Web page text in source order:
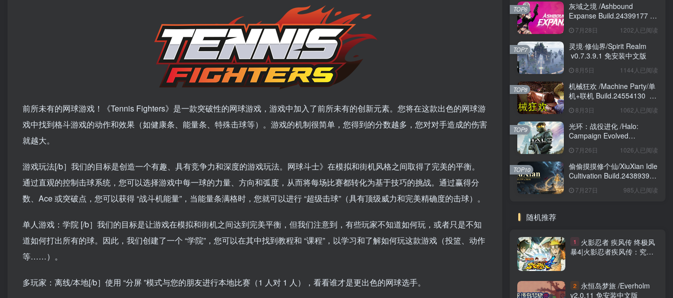
前所未有的网球游戏！《Tennis Fighters》是一款突破性的网球游戏，游戏中加入了前所未有的创新元素。您将在这款出色的网球游
戏中找到格斗游戏的动作和效果（如健康条、能量条、特殊击球等）。游戏的机制很简单，您得到的分数越多，您对对手造成的伤害
就越大。
游戏玩法[/b］我们的目标是创造一个有趣、具有竞争力和深度的游戏玩法。网球斗士》在模拟和街机风格之间取得了完美的平衡。
通过直观的控制击球系统，您可以选择游戏中每一球的力量、方向和弧度，从而将每场比赛都转化为基于技巧的挑战。通过赢得分
数、Ace 或突破点，您可以获得 “战斗机能量”，当能量条满格时，您就可以进行 “超级击球”（具有顶级威力和完美精确度的击球）。
单人游戏：学院 [/b］我们的目标是让游戏在模拟和街机之间达到完美平衡，但我们注意到，有些玩家不知道如何玩，或者只是不知
道如何打出所有的球。因此，我们创建了一个 “学院”，您可以在其中找到教程和 “课程”，以学习和了解如何玩这款游戏（投篮、动作
等……）。
多玩家：离线/本地[/b］使用 “分屏 ”模式与您的朋友进行本地比赛（1 人对 1 人），看看谁才是更出色的网球选手。
灰域之境 /Ashbound
Expanse Build.24399177 免
7月28日 1202人已阅读
TOP6
灵境·修仙界/Spirit Realm
v0.7.3.9.1 免安装中文版
8月5日 1144人已阅读
TOP7
机械狂欢 /Machine Party/单
机+联机 Build.24554130 免
8月3日 1062人已阅读
TOP8
光环：战役进化 /Halo:
Campaign Evolved
版 7月26日 1026人已阅读
TOP9
偷偷摸摸修个仙/XiuXian Idle
Cultivation Build.24389399
7月27日 985人已阅读
TOP10
随机推荐
1
火影忍者 疾风传 终极风
暴4|火影忍者疾风传：究极
（NARUTO SHIPPUDEN:
2
永恒岛梦旅 /Everholm
v2.0.11 免安装中文版